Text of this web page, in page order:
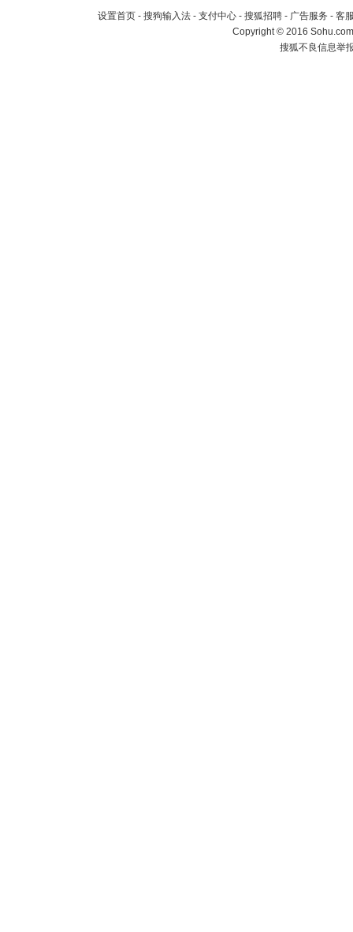
设置首页 - 搜狗输入法 - 支付中心 - 搜狐招聘 - 广告服务 - 客
Copyright©2016
搜狐不良信息举